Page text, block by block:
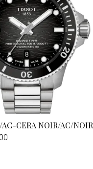
AC-CERA NOIR/AC/NOIR